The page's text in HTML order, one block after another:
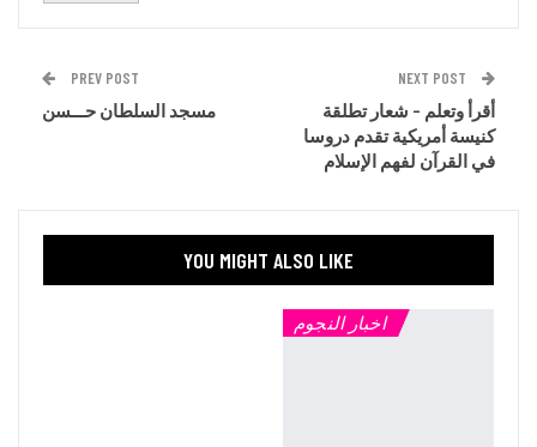
PREV POST
مسجد السلطان حـــسن
NEXT POST
أقرأ وتعلم – شعار تطلقة
كنيسة أمريكية تقدم دروسا
في القرآن لفهم الإسلام
YOU MIGHT ALSO LIKE
اخبار النجوم